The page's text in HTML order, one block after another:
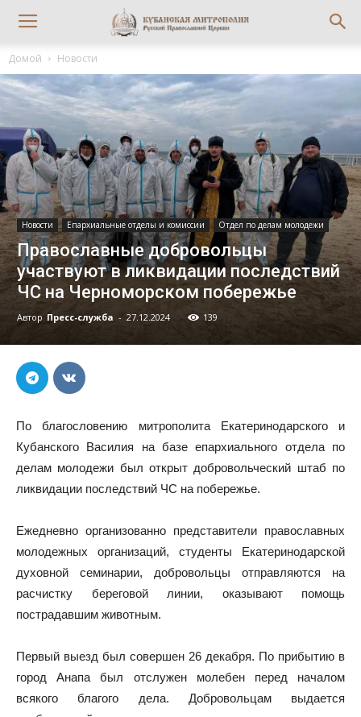
Домой Новости
Новости Епархиальные отделы и комиссии Отдел по делам молодежи
Православные добровольцы
участвуют в ликвидации последствий
ЧС на Черноморском побережье
Автор Пресс-служба - 27.12.2024 139
По благословению митрополита Екатеринодарского и
Кубанского Василия на базе епархиального отдела по
делам молодежи был открыт добровольческий штаб по
ликвидации последствий ЧС на побережье.
Ежедневно организованно представители православных
молодежных организаций, студенты Екатеринодарской
духовной семинарии, добровольцы отправляются на
расчистку береговой линии, оказывают помощь
пострадавшим животным.
Первый выезд был совершен 26 декабря. По прибытию в
город Анапа был отслужен молебен перед началом
всякого благого дела. Добровольцам выдается